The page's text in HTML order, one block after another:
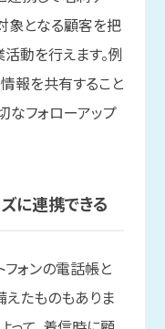
象となる顧客を把
動を行えます。例
報を共有すること
なフォローアップ
に連携できる
フォンの電話帳と
たものもありま